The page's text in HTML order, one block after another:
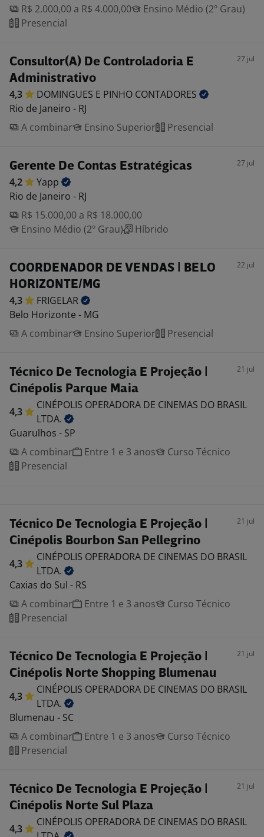
R$ 2.000,00 a R$ 4.000,00
Ensino Médio (2º Grau)
Presencial
Consultor(A) De Controladoria E
Administrativo
27 jul
4,3 DOMINGUES E PINHO CONTADORES
Rio de Janeiro - RJ
A combinar
Ensino Superior Presencial
Gerente De Contas Estratégicas 27 jul
4,2
Yapp
Rio de Janeiro - RJ
R$ 15.000,00 a R$ 18.000,00
Ensino Médio (2º Grau)
Híbrido
COORDENADOR DE VENDAS | BELO
HORIZONTE/MG
22 jul
4,3
FRIGELAR
Belo Horizonte - MG
A combinar
Ensino Superior Presencial
Técnico De Tecnologia E Projeção |
Cinépolis Parque Maia
21 jul
4,3
CINÉPOLIS OPERADORA DE CINEMAS DO BRASIL
LTDA.
Guarulhos - SP
A combinar
Entre 1 e 3 anos
Curso Técnico
Presencial
Técnico De Tecnologia E Projeção |
Cinépolis Bourbon San Pellegrino
21 jul
4,3
CINÉPOLIS OPERADORA DE CINEMAS DO BRASIL
LTDA.
Caxias do Sul - RS
A combinar
Entre 1 e 3 anos
Curso Técnico
Presencial
Técnico De Tecnologia E Projeção |
Cinépolis Norte Shopping Blumenau
21 jul
4,3
CINÉPOLIS OPERADORA DE CINEMAS DO BRASIL
LTDA.
Blumenau - SC
A combinar
Entre 1 e 3 anos
Curso Técnico
Presencial
Técnico De Tecnologia E Projeção |
Cinépolis Norte Sul Plaza
21 jul
4,3
CINÉPOLIS OPERADORA DE CINEMAS DO BRASIL